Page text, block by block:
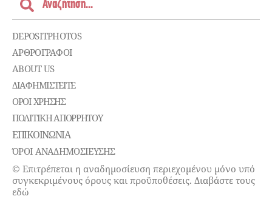
DEPOSITPHOTOS
ΑΡΘΡΟΓΡΑΦΟΙ
ABOUT US
ΔΙΑΦΗΜΙΣΤΕΊΤΕ
ΌΡΟΙ ΧΡΉΣΗΣ
ΠΟΛΙΤΙΚΉ ΑΠΟΡΡΉΤΟΥ
ΕΠΙΚΟΙΝΩΝΊΑ
ΌΡΟΙ ΑΝΑΔΗΜΟΣΙΕΥΣΗΣ
© Επιτρέπεται η αναδημοσίευση περιεχομένου μόνο υπό
συγκεκριμένους όρους και προϋποθέσεις. Διαβάστε τους
εδώ